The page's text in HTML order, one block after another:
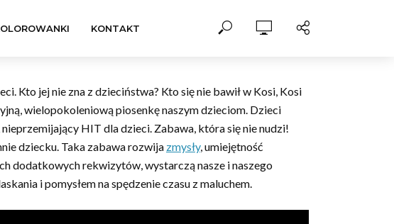
KONTAKT
Kto jej nie zna z dzieciństwa? Kto się nie bawił w Kosi, Kosi
wielopokoleniową piosenkę naszym dzieciom. Dzieci
HIT dla dzieci. Zabawa, która się nie nudzi!
dziecku. Taka zabawa rozwija zmysły, umiejętność
dodatkowych rekwizytów, wystarczą nasze i naszego
i pomysłem na spędzenie czasu z maluchem.